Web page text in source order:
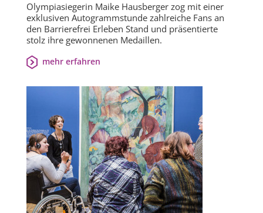
Olympiasiegerin Maike Hausberger zog mit einer
exklusiven Autogrammstunde zahlreiche Fans an
den Barrierefrei Erleben Stand und präsentierte
stolz ihre gewonnenen Medaillen.
mehr erfahren